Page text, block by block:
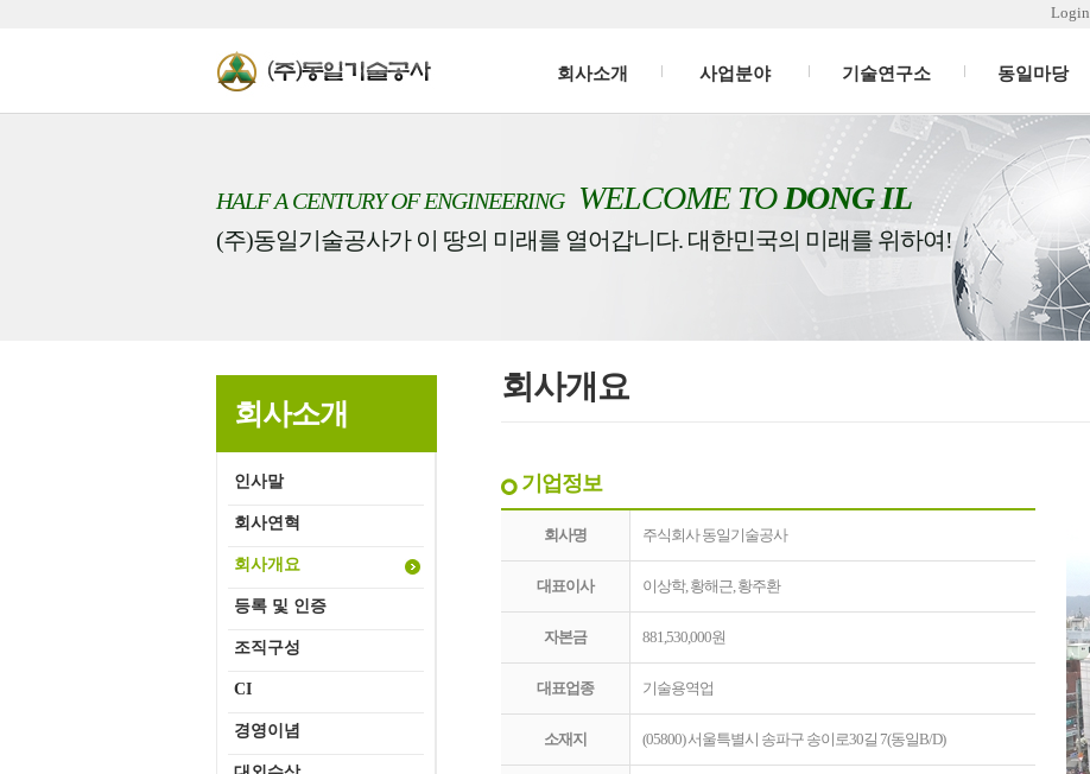
Login
회사소개 사업분야 기술연구소 동일마당
HALF A CENTURY OF ENGINEERINGWELCOME TODONG IL
(주)동일기술공사가 이 땅의 미래를 열어갑니다. 대한민국의 미래를 위하여!
회사소개
인사말
회사연혁
회사개요
등록 및 인증
조직구성
CI
경영이념
회사개요
기업정보
회사명 주식회사 동일기술공사
대표이사 이상학, 황해근, 황주환
자본금 881,530,000원
대표업종 기술용역업
소재지 (05800) 서울특별시 송파구 송이로30길 7(동일B/D)